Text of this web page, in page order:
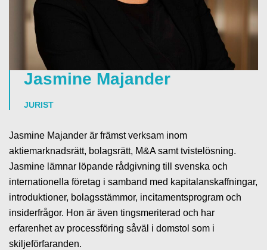
Jasmine Majander
JURIST
Jasmine Majander är främst verksam inom
aktiemarknadsrätt, bolagsrätt, M&A samt tvistelösning.
Jasmine lämnar löpande rådgivning till svenska och
internationella företag i samband med kapitalanskaffningar,
introduktioner, bolagsstämmor, incitamentsprogram och
insiderfrågor. Hon är även tingsmeriterad och har
erfarenhet av processföring såväl i domstol som i
skiljeförfaranden.